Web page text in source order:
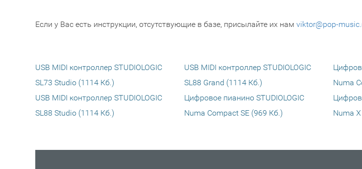
Если у Вас есть инструкции, отсутствующие в базе, присылайте их нам viktor@pop-
USB MIDI контроллер STUDIOLOGIC
SL73 Studio (1114 Кб.)
USB MIDI контроллер STUDIOLOGIC
SL88 Studio (1114 Кб.)
USB MIDI контроллер STUDIOLOGIC
SL88 Grand (1114 Кб.)
Цифровое пианино STUDIOLOGIC
Numa Compact SE (969 Кб.)
Numa
Numa